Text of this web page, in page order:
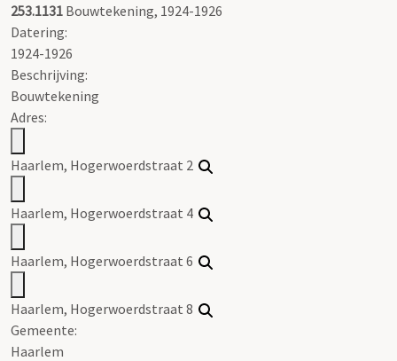
253.1131 Bouwtekening, 1924-1926
Datering:
1924-1926
Beschrijving:
Bouwtekening
Adres:
Haarlem, Hogerwoerdstraat 2
Haarlem, Hogerwoerdstraat 4
Haarlem, Hogerwoerdstraat 6
Haarlem, Hogerwoerdstraat 8
Gemeente:
Haarlem